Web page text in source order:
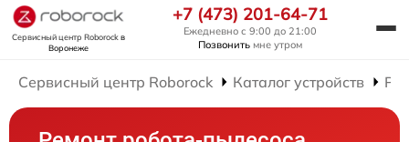
Сервисный центр Roborockв
Воронеже
+7 (473) 201-64-71
Ежедневно с 9:00 до 21:00
Позвонить мне утром
Сервисный центр Roborock Каталог устройств